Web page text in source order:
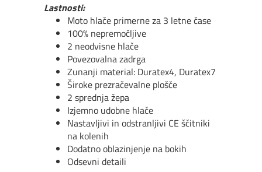
Lastnosti:
Moto hlače primerne za 3 letne čase
100% nepremočljive
2 neodvisne hlače
Povezovalna zadrga
Zunanji material: Duratex4, Duratex7
Široke prezračevalne plošče
2 sprednja žepa
Izjemno udobne hlače
Nastavljivi in odstranljivi CE ščitniki
na kolenih
Dodatno oblazinjenje na bokih
Odsevni detaili